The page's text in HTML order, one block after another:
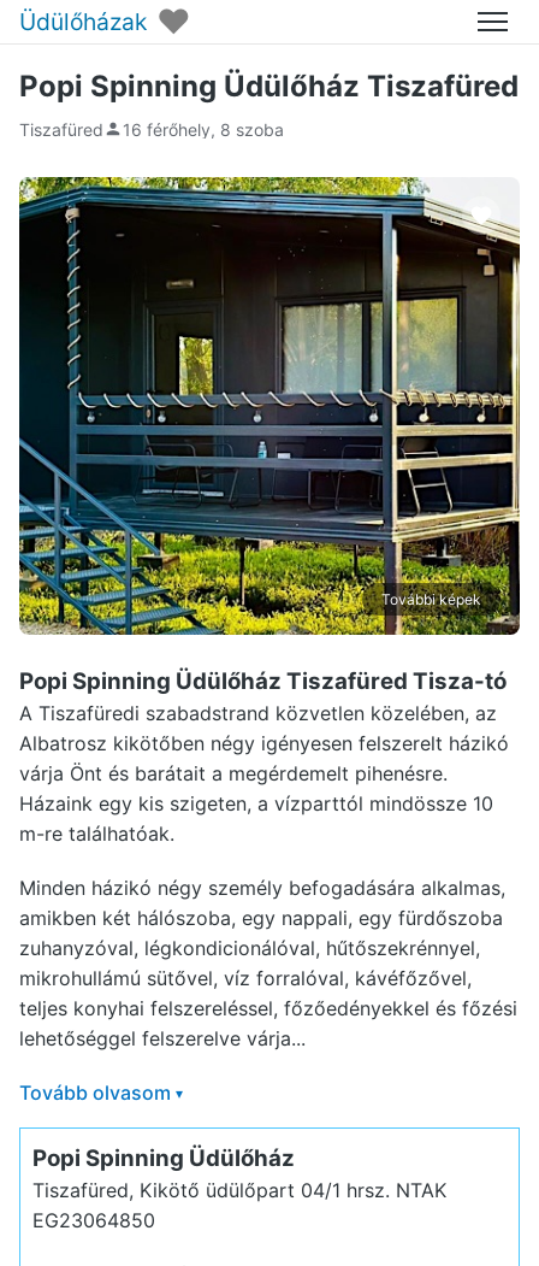
Üdülőházak ♥ Menü
Popi Spinning Üdülőház Tiszafüred
Tiszafüred 16 férőhely, 8 szoba
További képek
Popi Spinning Üdülőház Tiszafüred Tisza-tó
A Tiszafüredi szabadstrand közvetlen közelében, az
Albatrosz kikötőben négy igényesen felszerelt házikó
várja Önt és barátait a megérdemelt pihenésre.
Házaink egy kis szigeten, a vízparttól mindössze 10
m-re találhatóak.
Minden házikó négy személy befogadására alkalmas,
amikben két hálószoba, egy nappali, egy fürdőszoba
zuhanyzóval, légkondicionálóval, hűtőszekrénnyel,
mikrohullámú sütővel, víz forralóval, kávéfőzővel,
teljes konyhai felszereléssel, főzőedényekkel és főzési
lehetőséggel felszerelve várja...
Tovább olvasom ▾
Popi Spinning Üdülőház
Tiszafüred, Kikötő üdülőpart 04/1 hrsz. NTAK
EG23064850